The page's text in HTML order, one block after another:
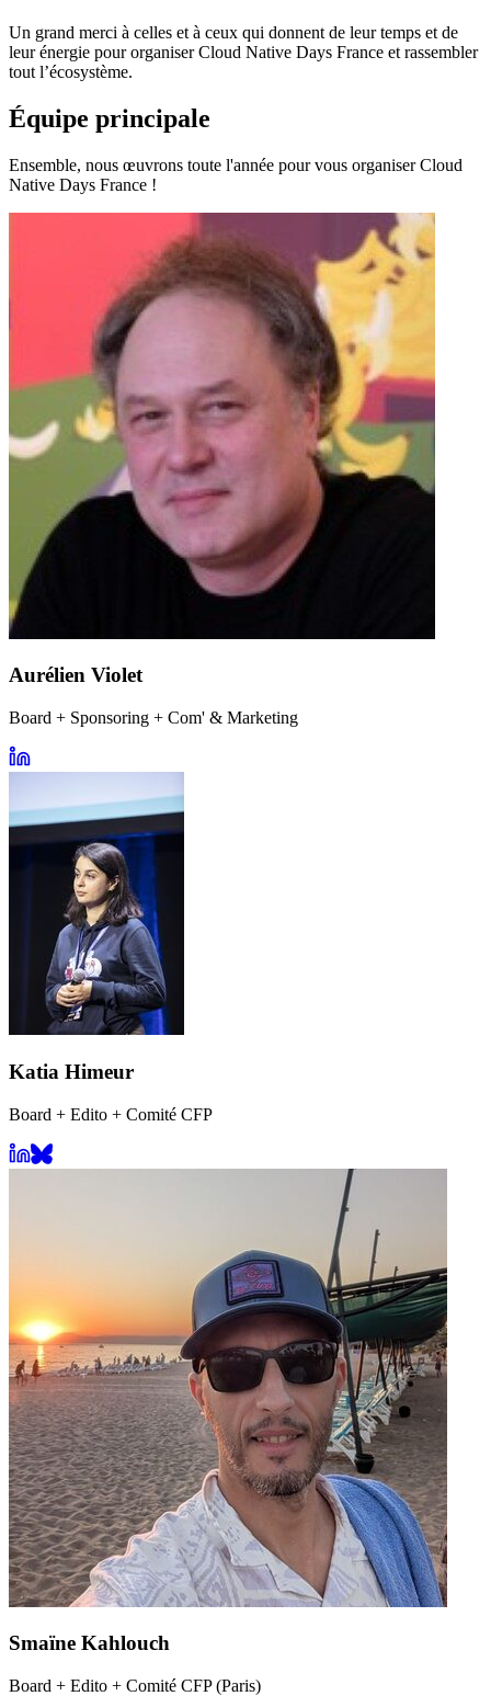
Un grand merci à celles et à ceux qui donnent de leur temps et de
leur énergie pour organiser Cloud Native Days France et rassembler
tout l’écosystème.
Équipe principale
Ensemble, nous œuvrons toute l'année pour vous organiser Cloud
Native Days France !
Aurélien Violet
Board + Sponsoring + Com' & Marketing
Katia Himeur
Board + Edito + Comité CFP
Smaïne Kahlouch
Board + Edito + Comité CFP (Paris)